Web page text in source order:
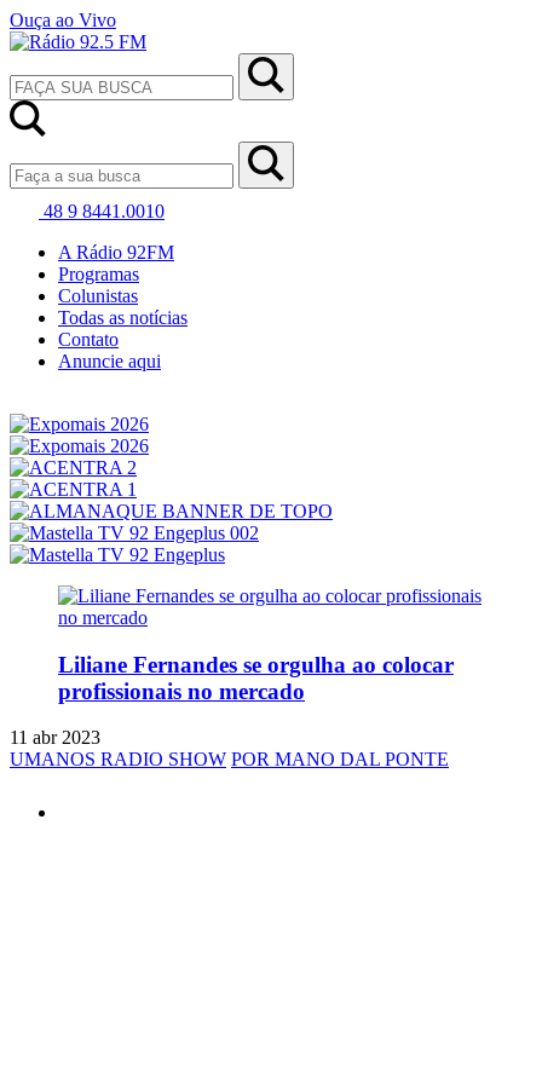
Ouça ao Vivo
48 9 8441.0010
A Rádio 92FM
Programas
Colunistas
Todas as notícias
Contato
Anuncie aqui
Liliane Fernandes se orgulha ao colocar
profissionais no mercado
11 abr 2023
UMANOS RADIO SHOW POR MANO DAL PONTE